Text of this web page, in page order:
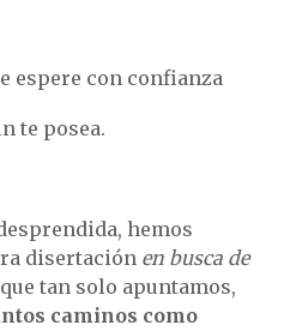
espere con confianza
te posea.
hemos
disertación en busca de
tan solo apuntamos,
caminos como